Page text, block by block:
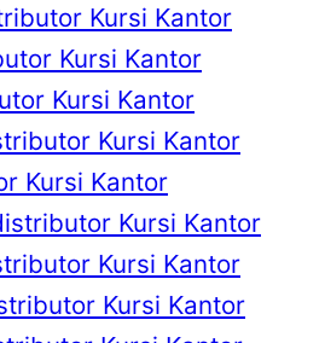
Kursi Kantor
Kursi Kantor
Kursi Kantor
Kursi Kantor
Kursi Kantor
Kursi Kantor
Kursi Kantor
Kursi Kantor